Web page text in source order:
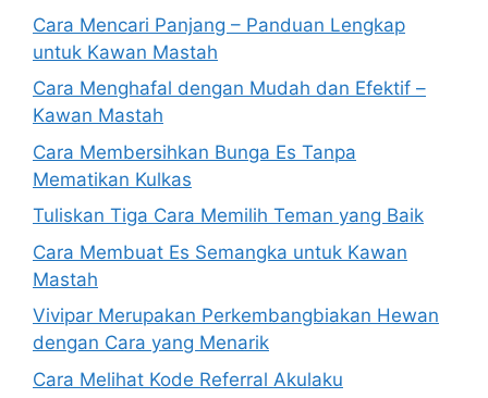
Cara Mencari Panjang – Panduan Lengkap
untuk Kawan Mastah
Cara Menghafal dengan Mudah dan Efektif –
Kawan Mastah
Cara Membersihkan Bunga Es Tanpa
Mematikan Kulkas
Tuliskan Tiga Cara Memilih Teman yang Baik
Cara Membuat Es Semangka untuk Kawan
Mastah
Vivipar Merupakan Perkembangbiakan Hewan
dengan Cara yang Menarik
Cara Melihat Kode Referral Akulaku